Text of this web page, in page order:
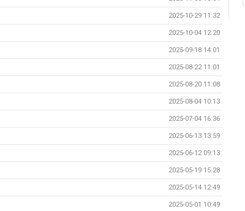
2025-10-29 11:32
2025-10-04 12:20
2025-09-18 14:01
2025-08-22 11:01
2025-08-20 11:08
2025-08-04 10:13
2025-07-04 16:36
2025-06-13 13:59
2025-06-12 09:13
2025-05-19 15:28
2025-05-14 12:49
2025-05-01 10:49